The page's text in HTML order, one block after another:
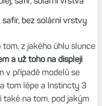
bez solární vrstvy
tom, z jakého úhlu slunce
a už toho na displeji
v případě modelů se
tom lépe a Instincty 3
také na tom, pod jakým